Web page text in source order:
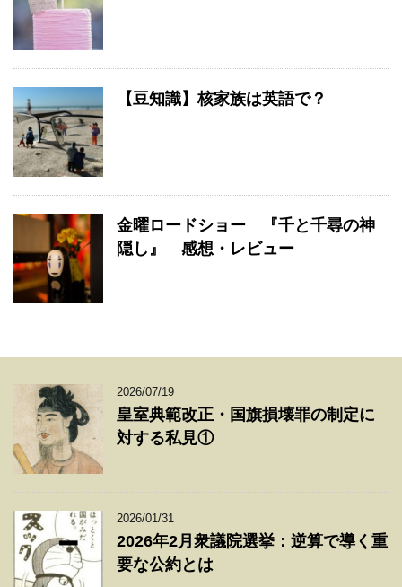
【豆知識】核家族は英語で？
金曜ロードショー 『千と千尋の神
隠し』 感想・レビュー
2026/07/19
皇室典範改正・国旗損壊罪の制定に
対する私見①
2026/01/31
2026年2月衆議院選挙：逆算で導く重
要な公約とは